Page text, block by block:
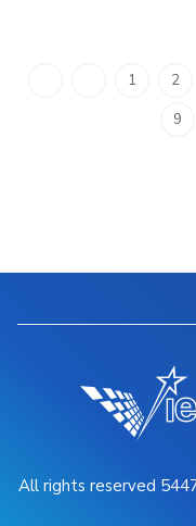
1 2
9
All rights reserved